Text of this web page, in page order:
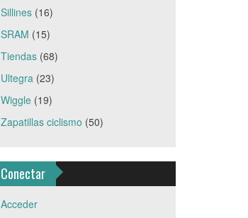
Sillines(16)
SRAM (15)
Tiendas(68)
Ultegra(23)
Wiggle(19)
Zapatillas ciclismo (50)
Conectar
Acceder